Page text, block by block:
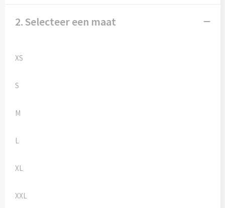
Ondergoed, Sokken en Nachtkleding
2. Selecteer een maat
XS
S
M
L
XL
XXL